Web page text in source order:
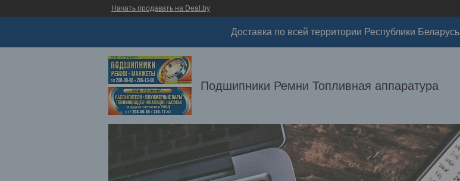
Начать продавать на Deal.by
Доставка по всей территории Республики Беларусь
Подшипники Ремни Топливная аппаратура